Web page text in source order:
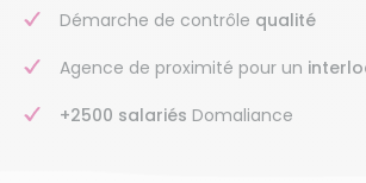
Démarche de contrôle qualité
Agence de proximité pour un
+2500 salariés Domaliance